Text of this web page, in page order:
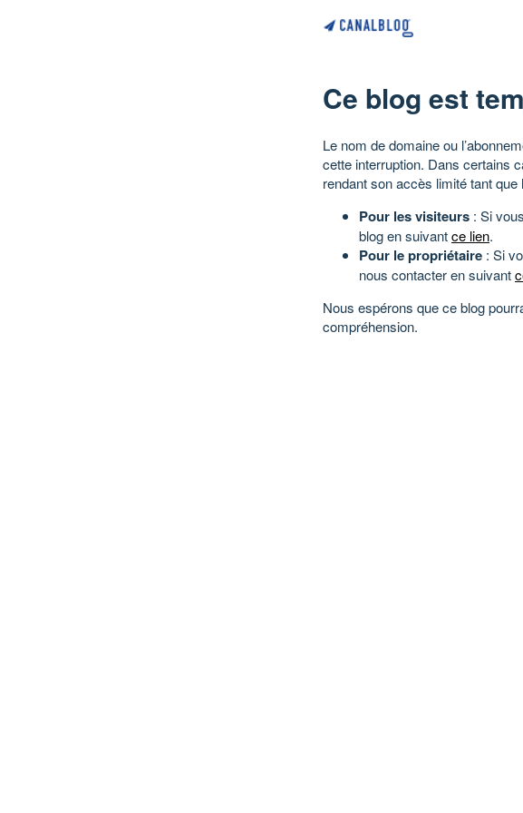
Ce blog est
Le nom de domaine ou
cette interruption. Dans certains
rendant son accès limité tant que
Pour les visiteurs : Si
blog en suivantce lien.
Pour le propriétaire : Si
nous contacter en suivant
Nous espérons que ce blog
compréhension.